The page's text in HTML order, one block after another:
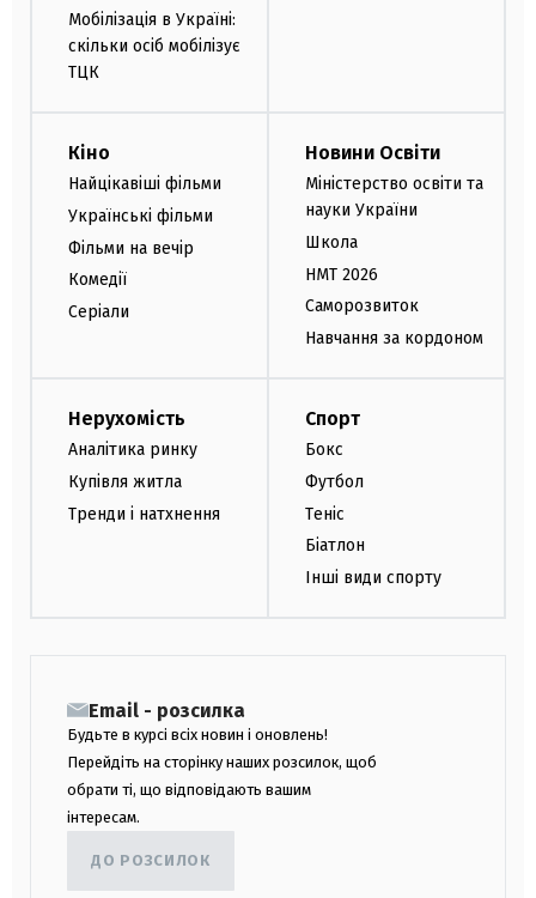
Мобілізація в Україні:
скільки осіб мобілізує
ТЦК
Кіно
Найцікавіші фільми
Українські фільми
Фільми на вечір
Комедії
Серіали
Новини Освіти
Міністерство освіти та
науки України
Школа
НМТ 2026
Саморозвиток
Навчання за кордоном
Нерухомість
Аналітика ринку
Купівля житла
Тренди і натхнення
Спорт
Бокс
Футбол
Теніс
Біатлон
Інші види спорту
Email - розсилка
Будьте в курсі всіх новин і оновлень!
Перейдіть на сторінку наших розсилок, щоб
обрати ті, що відповідають вашим
інтересам.
ДО РОЗСИЛОК